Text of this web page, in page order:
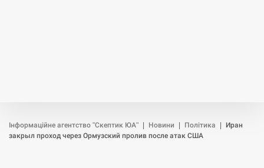
Інформаційне агентство "Скептик ЮА" Новини Політика
Иран
закрыл проход через Ормузский пролив после атак США